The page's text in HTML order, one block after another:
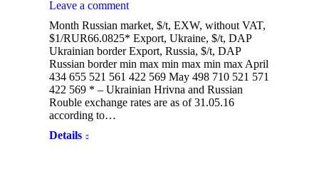
Leave a comment
Month Russian market, $/t, EXW, without VAT,
$1/RUR66.0825* Export, Ukraine, $/t, DAP
Ukrainian border Export, Russia, $/t, DAP
Russian border min max min max min max April
434 655 521 561 422 569 May 498 710 521 571
422 569 * – Ukrainian Hrivna and Russian
Rouble exchange rates are as of 31.05.16
according to…
Details